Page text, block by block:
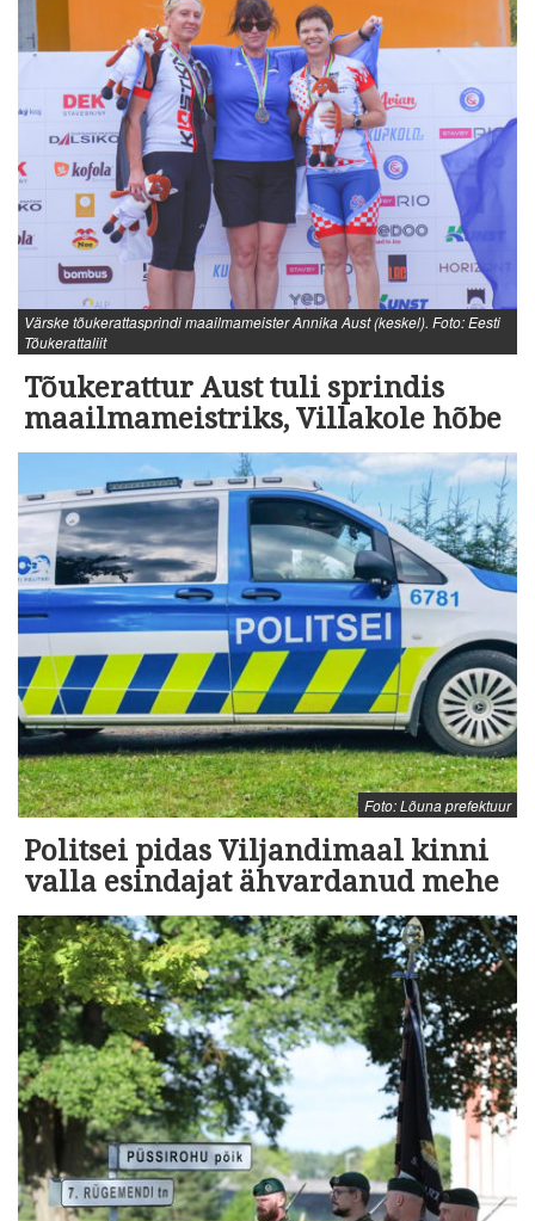
Värske tõukerattasprindi maailmameister Annika Aust (keskel). Foto: Eesti
Tõukerattaliit
Tõukerattur Aust tuli sprindis
maailmameistriks, Villakole hõbe
Foto: Lõuna prefektuur
Politsei pidas Viljandimaal kinni
valla esindajat ähvardanud mehe